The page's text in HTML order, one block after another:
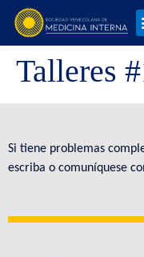
Talleres
Si tiene problemas
escriba o comuníquese